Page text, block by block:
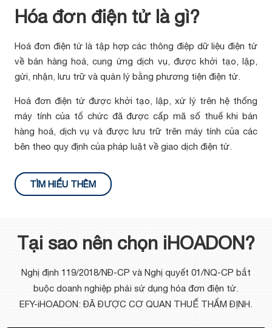
Hóa đơn điện tử là gì?
Hoá đơn điện tử là tập hợp các thông điệp dữ liệu điện tử
về bán hàng hoá, cung ứng dịch vụ, được khởi tạo, lập,
gửi, nhận, lưu trữ và quản lý bằng phương tiện điện tử.
Hoá đơn điện tử được khởi tạo, lập, xử lý trên hệ thống
máy tính của tổ chức đã được cấp mã số thuế khi bán
hàng hoá, dịch vụ và được lưu trữ trên máy tính của các
bên theo quy định của pháp luật về giao dịch điện tử.
TÌM HIỂU THÊM
Tại sao nên chọn iHOADON?
Nghị định 119/2018/NĐ-CP và Nghị quyết 01/NQ-CP bắt
buộc doanh nghiệp phải sử dụng hóa đơn điện tử.
EFY-iHOADON: ĐÃ ĐƯỢC CƠ QUAN THUẾ THẨM ĐỊNH.